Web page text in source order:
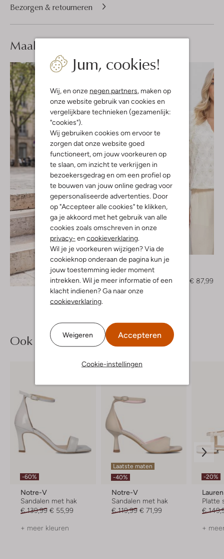
Jum, cookies!
Wij, en onze negen partners, maken op
onze website gebruik van cookies en
vergelijkbare technieken (gezamenlijk:
"cookies").
Wij gebruiken cookies om ervoor te
zorgen dat onze website goed
functioneert, om jouw voorkeuren op
te slaan, om inzicht te verkrijgen in
bezoekersgedrag en om een profiel op
te bouwen van jouw online gedrag voor
gepersonaliseerde advertenties. Door
op "Accepteer alle cookies" te klikken,
ga je akkoord met het gebruik van alle
cookies zoals omschreven in onze
privacy- en cookieverklaring.
Wil je je voorkeuren wijzigen? Via de
cookieknop onderaan de pagina kun je
jouw toestemming ieder moment
intrekken. Wil je meer informatie of een
klacht indienen? Ga naar onze
cookieverklaring.
Weigeren Accepteren
Cookie-instellingen
Bezorgen & retourneren
Maak je
Ontdek de look
-20%
Freebird
€ 109,99
€ 87,99
Ook iets voor jou?
-60%
Notre-V
Sandalen met hak
€ 139,99 € 55,99
+ meer kleuren
Laatste maten
-40%
Notre-V
Sandalen met hak
€ 119,99 € 71,99
-20%
Platte
€
+